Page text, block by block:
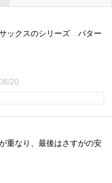
ックスのシリーズ パター
20
重なり、最後はさすがの安